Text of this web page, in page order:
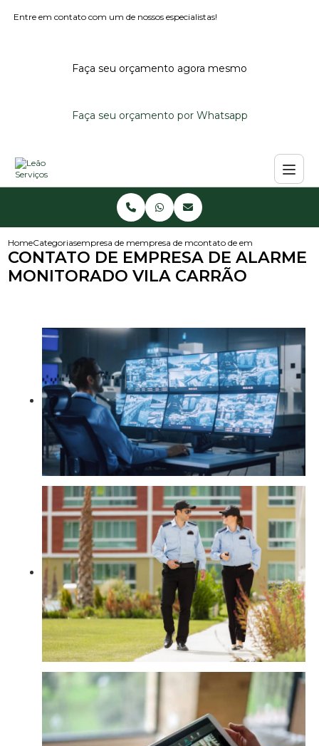
Entre em contato com um de nossos especialistas!
Faça seu orçamento agora mesmo
Faça seu orçamento por Whatsapp
HomeCategoriasempresa de monitoramento de alarmes
empresa de monitoramento de alarme
contato de empresa de
CONTATO DE EMPRESA DE ALARME
MONITORADO VILA CARRÃO